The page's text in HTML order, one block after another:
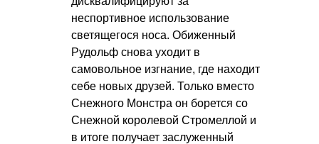
неспортивное использование
светящегося носа. Обиженный
Рудольф снова уходит в
самовольное изгнание, где находит
себе новых друзей. Только вместо
Снежного Монстра он борется со
Снежной королевой Стромеллой и
в итоге получает заслуженный